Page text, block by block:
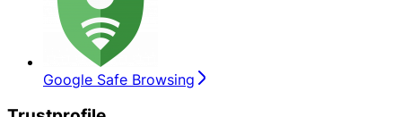
Google Safe Browsing